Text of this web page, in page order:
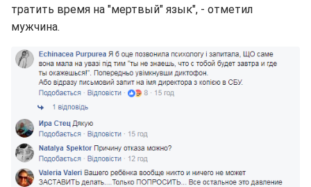
тратить время на "мертвый" язык", - отметил
мужчина.